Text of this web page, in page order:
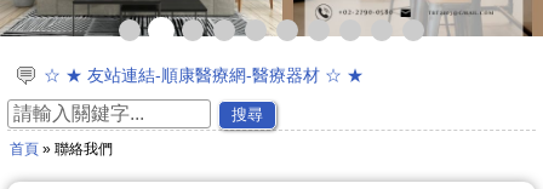
☆ ★ 友站連結-順康醫療網-醫療器材 ☆ ★
☆ ★ 通過美國FDA與臺灣衛福部第一級醫療器材認證 ☆ ★
☆ ★新品上市☆ ★遠紅外線太赫茲波能量科技木地板
☆ ★~~慶祝同心生物科技通過日本太赫茲波專利認證~~★☆
☆通過專利證書★能量茶葉及能量茶包★遠紅外線能量面膜
搜尋
首頁» 聯絡我們